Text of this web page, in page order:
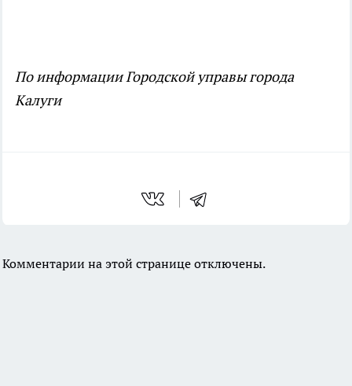
По информации Городской управы города
Калуги
Комментарии на этой странице отключены.